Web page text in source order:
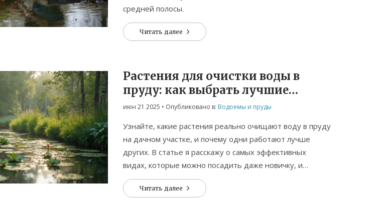
средней полосы.
Читать далее
Растения для очистки воды в
пруду: как выбрать лучшие
варианты
июн 21 2025 • Опубликовано в: Водоемы и пруды
Узнайте, какие растения реально очищают воду в пруду
на дачном участке, и почему одни работают лучше
других. В статье я расскажу о самых эффективных
видах, которые можно посадить даже новичку, и
конкретных принципах их действия. Вы узнаете, как
подобрать растения под ваш стиль пруда, на какие
Читать далее